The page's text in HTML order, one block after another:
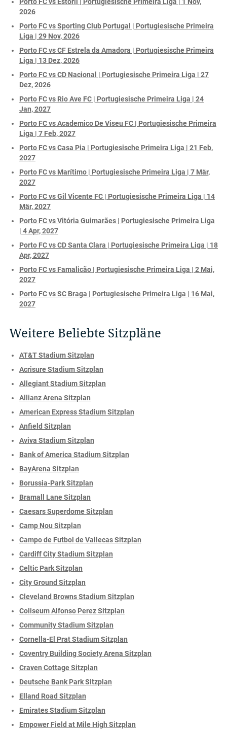
2026
Porto FC vs Sporting Club Portugal | Portugiesische Primeira
Liga | 29 Nov, 2026
Porto FC vs CF Estrela da Amadora | Portugiesische Primeira
Liga | 13 Dez, 2026
Porto FC vs CD Nacional | Portugiesische Primeira Liga | 27
Dez, 2026
Porto FC vs Rio Ave FC | Portugiesische Primeira Liga | 24
Jan, 2027
Porto FC vs Academico De Viseu FC | Portugiesische Primeira
Liga | 7 Feb, 2027
Porto FC vs Casa Pia | Portugiesische Primeira Liga | 21 Feb,
2027
Porto FC vs Marítimo | Portugiesische Primeira Liga | 7 Mär,
2027
Porto FC vs Gil Vicente FC | Portugiesische Primeira Liga | 14
Mär, 2027
Porto FC vs Vitória Guimarães | Portugiesische Primeira Liga
| 4 Apr, 2027
Porto FC vs CD Santa Clara | Portugiesische Primeira Liga | 18
Apr, 2027
Porto FC vs Famalicão | Portugiesische Primeira Liga | 2 Mai,
2027
Porto FC vs SC Braga | Portugiesische Primeira Liga | 16 Mai,
2027
Weitere Beliebte Sitzpläne
AT&T Stadium Sitzplan
Acrisure Stadium Sitzplan
Allegiant Stadium Sitzplan
Allianz Arena Sitzplan
American Express Stadium Sitzplan
Anfield Sitzplan
Aviva Stadium Sitzplan
Bank of America Stadium Sitzplan
BayArena Sitzplan
Borussia-Park Sitzplan
Bramall Lane Sitzplan
Caesars Superdome Sitzplan
Camp Nou Sitzplan
Campo de Futbol de Vallecas Sitzplan
Cardiff City Stadium Sitzplan
Celtic Park Sitzplan
City Ground Sitzplan
Cleveland Browns Stadium Sitzplan
Coliseum Alfonso Perez Sitzplan
Community Stadium Sitzplan
Cornella-El Prat Stadium Sitzplan
Coventry Building Society Arena Sitzplan
Craven Cottage Sitzplan
Deutsche Bank Park Sitzplan
Elland Road Sitzplan
Emirates Stadium Sitzplan
Empower Field at Mile High Sitzplan